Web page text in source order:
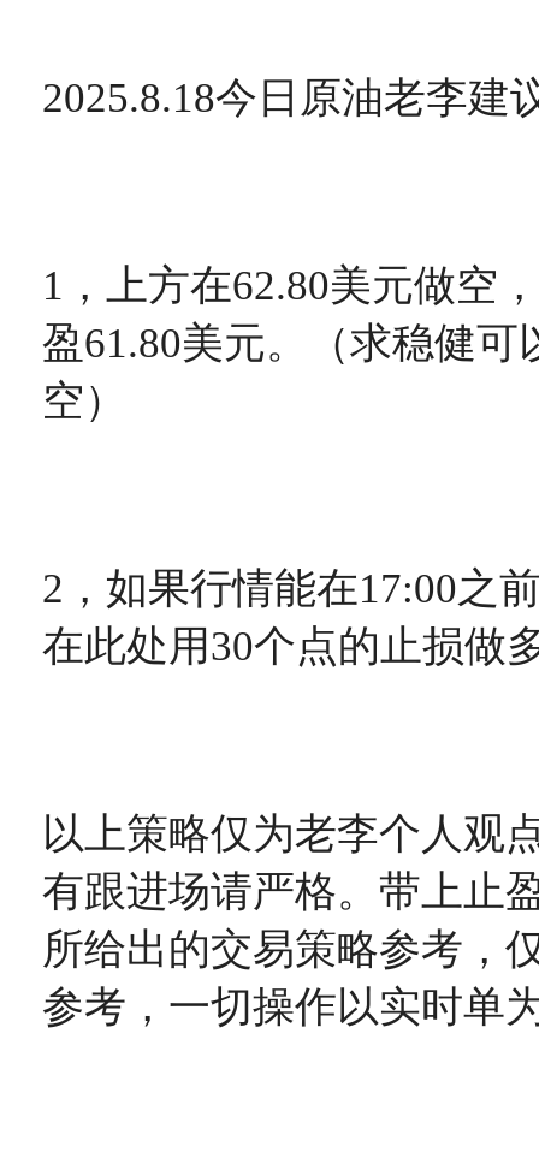
2025.8.18今日原油老李建
1，上方在62.80美元做空
盈61.80美元。（求稳健可
空）
2，如果行情能在17:00之
在此处用30个点的止损做
以上策略仅为老李个人观
有跟进场请严格。带上止
所给出的交易策略参考，
参考，一切操作以实时单